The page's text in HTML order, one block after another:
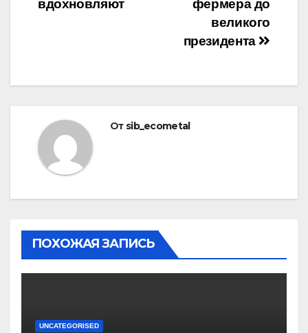
фермера до
великого
президента
вдохновляют
От sib_ecometal
ПОХОЖАЯ ЗАПИСЬ
UNCATEGORISED